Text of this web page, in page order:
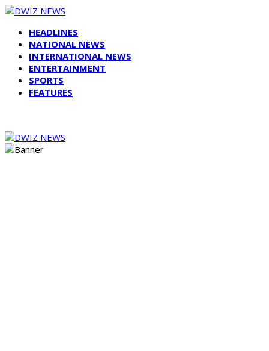
HEADLINES
NATIONAL NEWS
INTERNATIONAL NEWS
ENTERTAINMENT
SPORTS
FEATURES